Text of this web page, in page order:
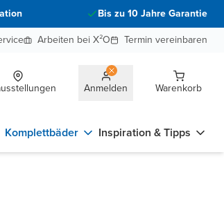
Bis zu 10 Jahre Garantie
Arbeiten bei X²O Termin vereinbaren
Anmelden Warenkorb
Komplettbäder Inspiration & Tipps